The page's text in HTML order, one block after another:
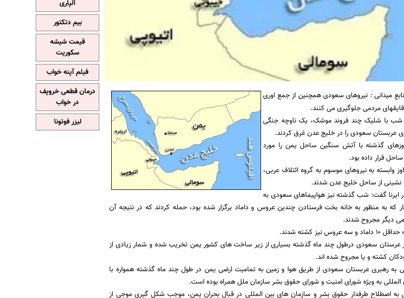
میدانی : نیروهای سعودی همچنین از جمع اوری
مردمی جلوگیری می کنند.
شب با شلیک چند فروند موشک، یک ناوچه جنگی
عربستان سعودی را در خلیج عدن غرق کردند.
گذشته با آتش سنگین ساحل یمن را مورد
قرار داده بود.
وابسته به نیروهای موسوم به گروه ائتلاف عربی،
نشینی از ساحل خلیج عدن شدند.
ایرنا گفت: شب گذشته نیز هواپیماهای سعودی به
که به منظور به خانه بخت فرستادن چندین عروس و داماد برگزار شده بود، حمله کردند که در نتیجه آن
کشته شدند.
عرستان سعودی درطول چند ماه گذشته بسیاری از زیر ساخت های کشور یمن تخریب شده و شمار زیادی از
کشته و یا مجروح شده اند.
به رهبری عربستان سعودی از طریق هوا و زمین به تمامیت ارضی یمن در طول چند ماه گذشته همواره با
به ویژه شورای امنیت و شورای حقوق بشر سازمان ملل همراه بوده است.
به اصطلاح طرفدار حقوق بشر و سازمان های بین المللی در قبال بحران یمن، موجب شکل گیری موجی از
آلپاری
بیم دتکتور
قیمت شیشه
سکوریت
فیلم آپنه خواب
درمان قطعی خروپف
در خواب
لیزر فوتونا